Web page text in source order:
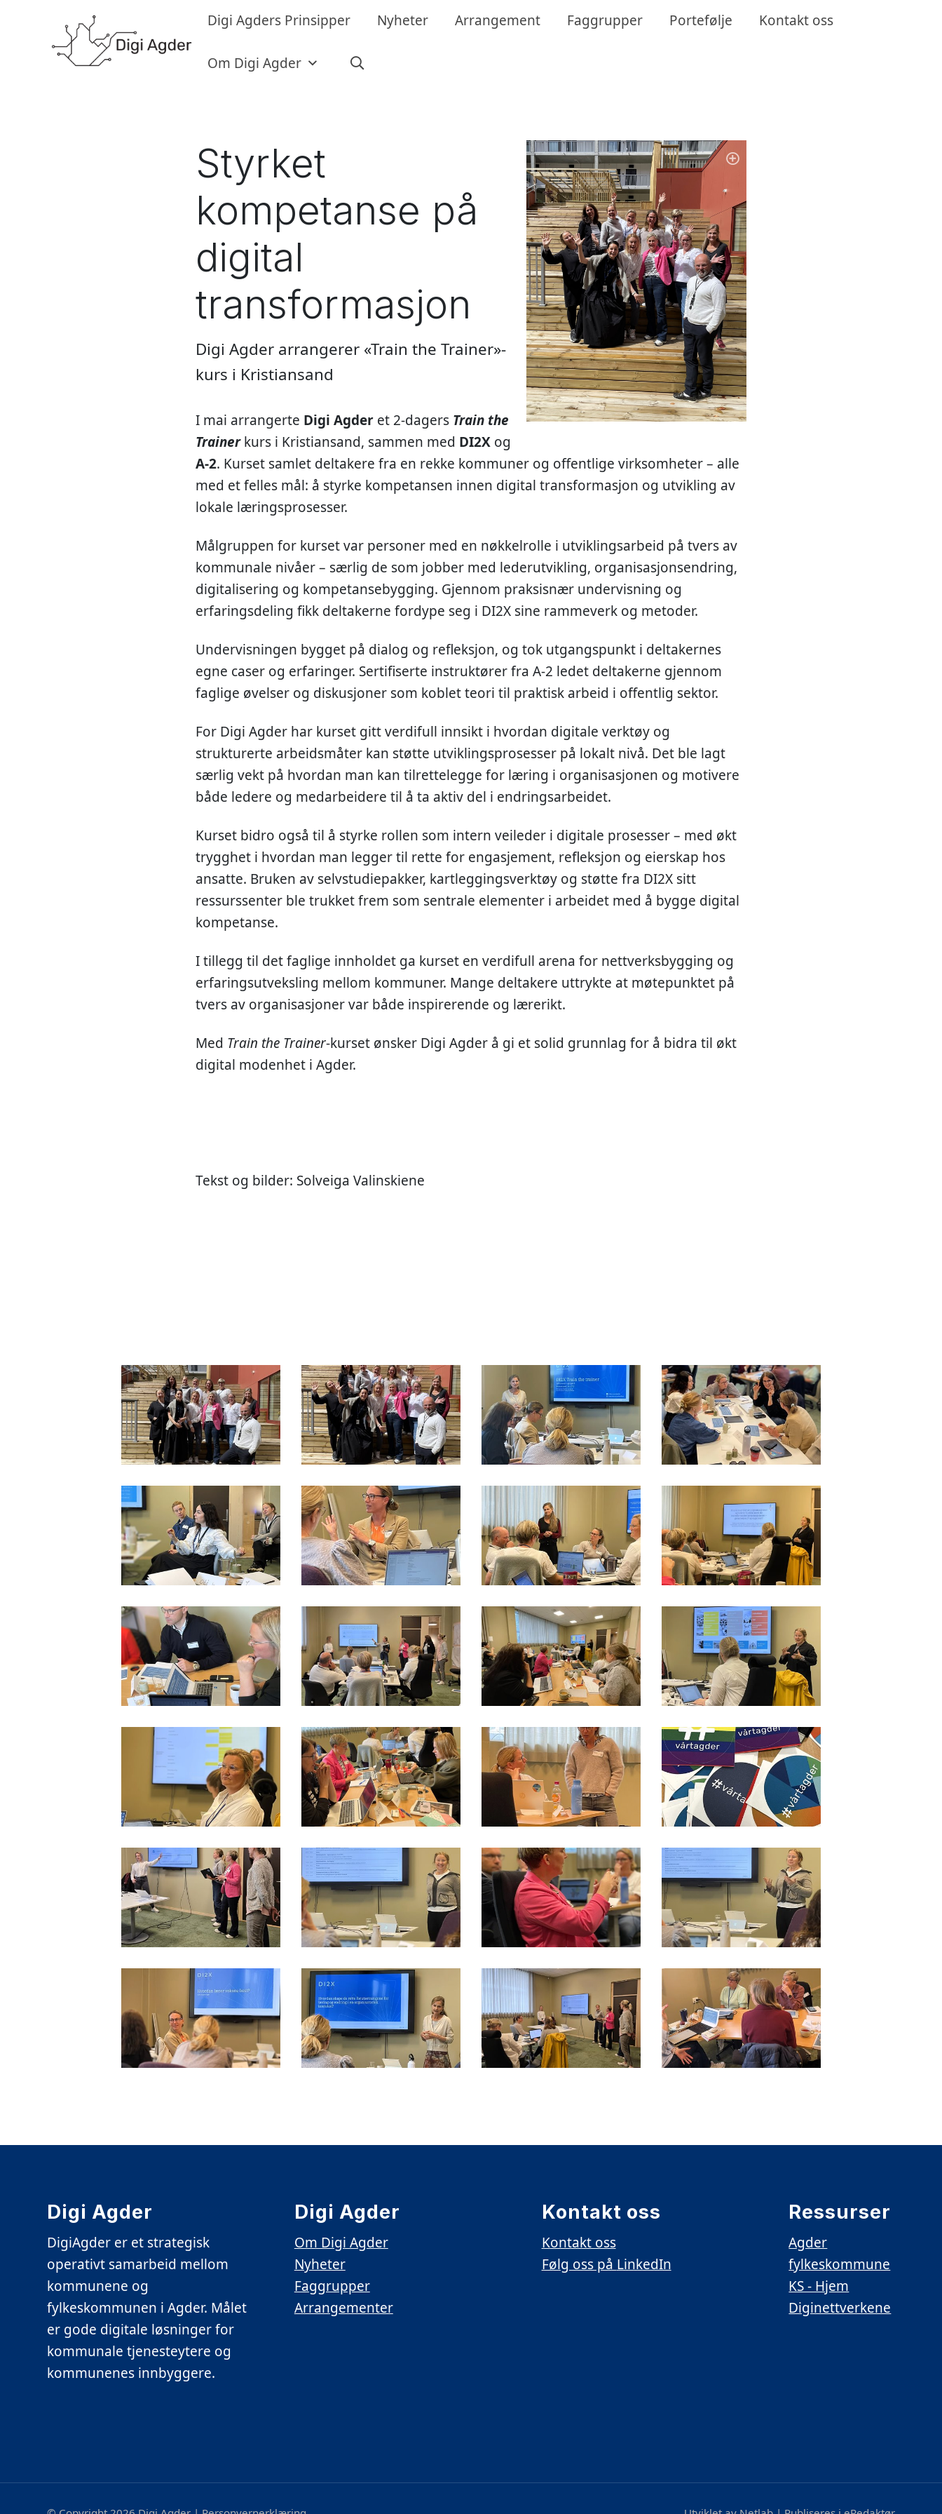
Digi Agders Prinsipper Nyheter Arrangement Faggrupper Portefølje Kontakt oss
Om Digi Agder
Styrket
kompetanse på
digital
transformasjon
Digi Agder arrangerer «Train the Trainer»-
kurs i Kristiansand
I mai arrangerte Digi Agder et 2-dagers Train the
Trainerkurs i Kristiansand, sammen med DI2X og
A-2. Kurset samlet deltakere fra en rekke kommuner og offentlige virksomheter – alle
med et felles mål: å styrke kompetansen innen digital transformasjon og utvikling av
lokale læringsprosesser.
Målgruppen for kurset var personer med en nøkkelrolle i utviklingsarbeid på tvers av
kommunale nivåer – særlig de som jobber med lederutvikling, organisasjonsendring,
digitalisering og kompetansebygging. Gjennom praksisnær undervisning og
erfaringsdeling fikk deltakerne fordype seg i DI2X sine rammeverk og metoder.
Undervisningen bygget på dialog og refleksjon, og tok utgangspunkt i deltakernes
egne caser og erfaringer. Sertifiserte instruktører fra A-2 ledet deltakerne gjennom
faglige øvelser og diskusjoner som koblet teori til praktisk arbeid i offentlig sektor.
For Digi Agder har kurset gitt verdifull innsikt i hvordan digitale verktøy og
strukturerte arbeidsmåter kan støtte utviklingsprosesser på lokalt nivå. Det ble lagt
særlig vekt på hvordan man kan tilrettelegge for læring i organisasjonen og motivere
både ledere og medarbeidere til å ta aktiv del i endringsarbeidet.
Kurset bidro også til å styrke rollen som intern veileder i digitale prosesser – med økt
trygghet i hvordan man legger til rette for engasjement, refleksjon og eierskap hos
ansatte. Bruken av selvstudiepakker, kartleggingsverktøy og støtte fra DI2X sitt
ressurssenter ble trukket frem som sentrale elementer i arbeidet med å bygge digital
kompetanse.
I tillegg til det faglige innholdet ga kurset en verdifull arena for nettverksbygging og
erfaringsutveksling mellom kommuner. Mange deltakere uttrykte at møtepunktet på
tvers av organisasjoner var både inspirerende og lærerikt.
Med Train the Trainer-kurset ønsker Digi Agder å gi et solid grunnlag for å bidra til økt
digital modenhet i Agder.
Tekst og bilder: Solveiga Valinskiene
Digi Agder
DigiAgder er et strategisk
operativt samarbeid mellom
kommunene og
fylkeskommunen i Agder. Målet
er gode digitale løsninger for
kommunale tjenesteytere og
kommunenes innbyggere.
Digi Agder
Om Digi Agder
Nyheter
Faggrupper
Arrangementer
Kontakt oss
Kontakt oss
Følg oss på LinkedIn
Ressurser
Agder
fylkeskommune
KS - Hjem
Diginettverkene